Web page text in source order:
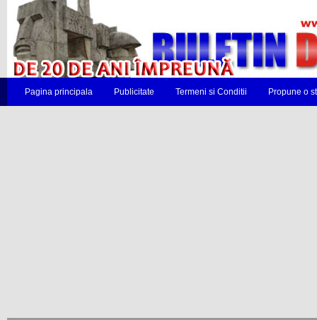
Pagina principala Publicitate Termeni si Conditii Propune o